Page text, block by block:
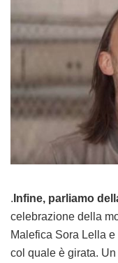
. Infine, parliamo
celebrazione della
Malefica Sora Lella
col quale è girata. Un